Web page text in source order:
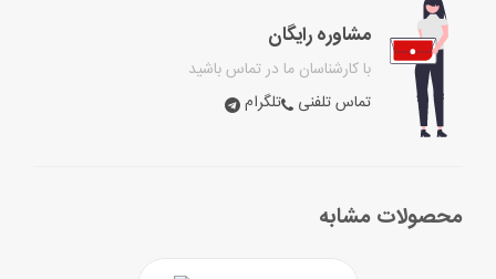
مشاوره رایگان
با کارشناسان ما در تماس باشید
تماس تلفنی
تلگرام
محصولات مشابه